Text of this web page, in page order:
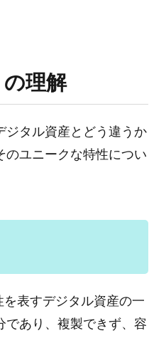
理解
ジタル資産とどう違うか
のユニークな特性につい
表すデジタル資産の一
あり、複製できず、容